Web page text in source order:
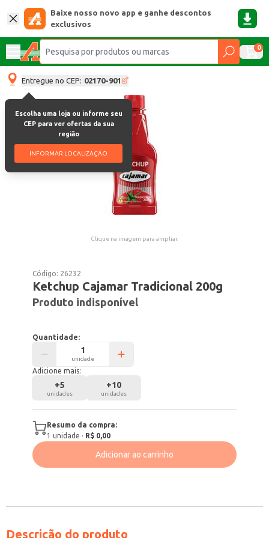
Baixe nosso novo app e ganhe descontos
exclusivos
0
Entregue no CEP: 02170-901
Escolha uma loja ou informe seu
CEP para ver ofertas da sua
região
INFORMAR LOCALIZAÇÃO
Clique na imagem para ampliar.
Código: 26232
Ketchup Cajamar Tradicional 200g
Produto indisponível
Quantidade:
unidade
Adicione mais:
+5
unidades
+10
unidades
Resumo da compra:
1 unidade · R$ 0,00
Adicionar ao carrinho
Descrição do produto